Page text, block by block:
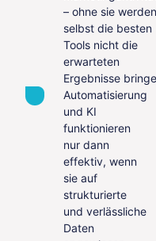
– ohne sie werden
selbst die besten
Tools nicht die
erwarteten
Ergebnisse
Automatisierung
und KI
funktionieren
nur dann
effektiv, wenn
sie auf
strukturierte
und verlässliche
Daten